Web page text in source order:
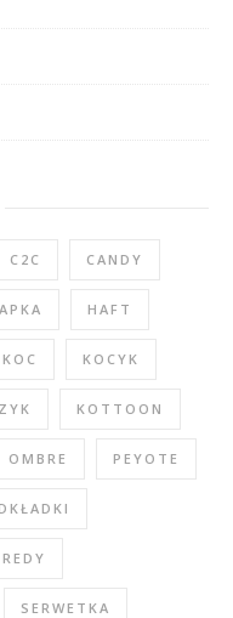
C2C CANDY
HAFT
KOC KOCYK
KOTTOON
OMBRE PEYOTE
REDY
SERWETKA